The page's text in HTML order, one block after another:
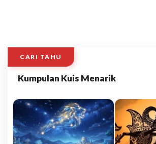
CARI TAHU
Kumpulan Kuis Menarik